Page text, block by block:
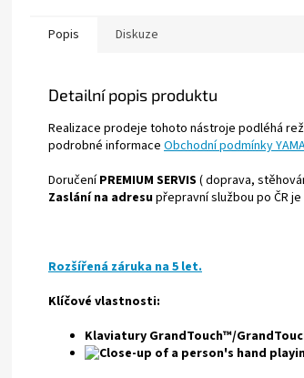
Popis Diskuze
Detailní popis produktu
Realizace prodeje tohoto nástroje podléhá
podrobné informace Obchodní podmínky
DoručeníPREMIUM SERVIS ( doprava,
Zaslání na adresupřepravní službou po ČR
Rozšířená záruka na 5 let.
Klíčové vlastnosti:
Klaviatury GrandTouch™/